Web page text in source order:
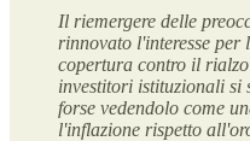
Il riemergere delle
rinnovato l'interesse per
copertura contro il
investitori istituzionali si
forse vedendolo come
l'inflazione rispetto